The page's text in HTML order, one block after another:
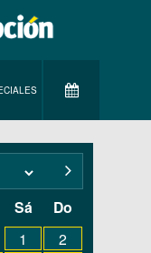
Sá Do
1
2